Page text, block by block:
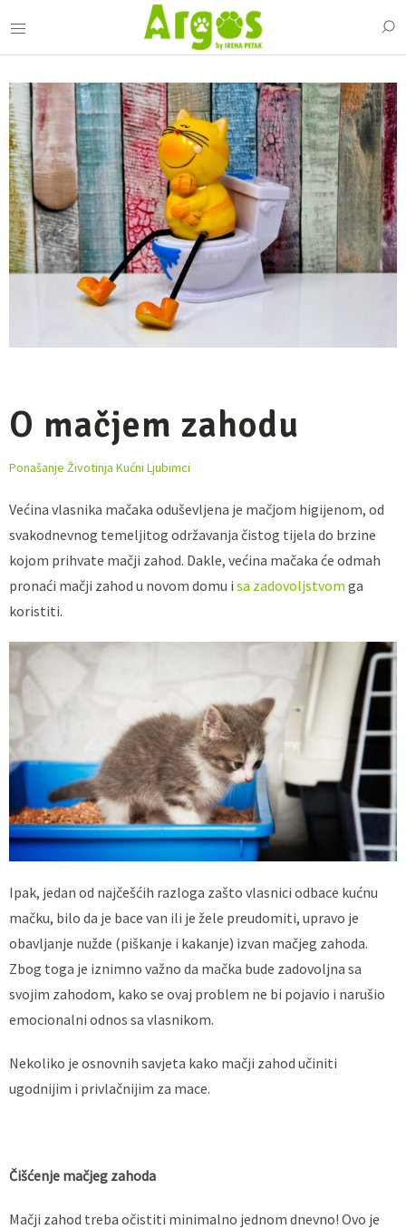
O mačjem zahodu
Ponašanje Životinja Kućni Ljubimci
Većina vlasnika mačaka oduševljena je mačjom higijenom, od
svakodnevnog temeljitog održavanja čistog tijela do brzine
kojom prihvate mačji zahod. Dakle, većina mačaka će odmah
pronaći mačji zahod u novom domu i sa zadovoljstvom ga
koristiti.
Ipak, jedan od najčešćih razloga zašto vlasnici odbace kućnu
mačku, bilo da je bace van ili je žele preudomiti, upravo je
obavljanje nužde (piškanje i kakanje) izvan mačjeg zahoda.
Zbog toga je iznimno važno da mačka bude zadovoljna sa
svojim zahodom, kako se ovaj problem ne bi pojavio i narušio
emocionalni odnos sa vlasnikom.
Nekoliko je osnovnih savjeta kako mačji zahod učiniti
ugodnijim i privlačnijim za mace.
Čišćenje mačjeg zahoda
Mačji zahod treba očistiti minimalno jednom dnevno! Ovo je